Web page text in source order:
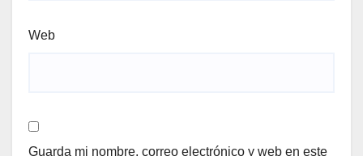
Web
Guarda mi nombre, correo electrónico y web en este